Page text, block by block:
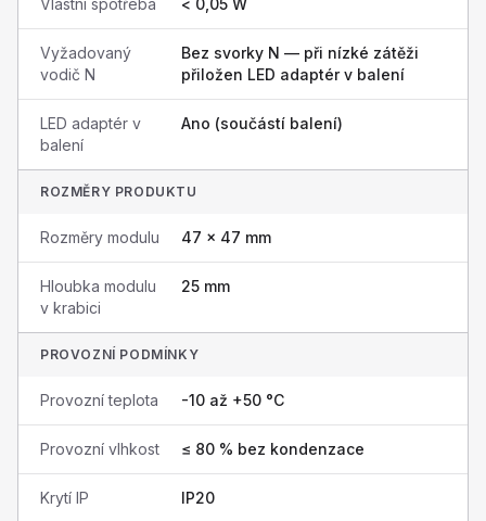
Vlastní spotřeba < 0,05 W
Vyžadovaný
vodič N
Bez svorky N — při nízké zátěži
přiložen LED adaptér v balení
LED adaptér v
balení
Ano (součástí balení)
ROZMĚRY PRODUKTU
Rozměry modulu 47 × 47 mm
Hloubka modulu
v krabici
25 mm
PROVOZNÍ PODMÍNKY
Provozní teplota -10 až +50 °C
Provozní vlhkost ≤ 80 % bez kondenzace
Krytí IP IP20